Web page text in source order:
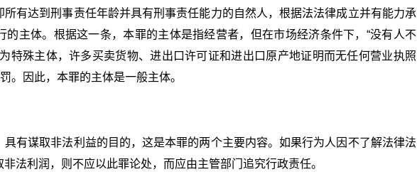
有达到刑事责任年龄并具有刑事责任能力的自然人，根据法法律成立并有能力承
的主体。根据这一条，本罪的主体是指经营者，但在市场经济条件下，“没有人不
特殊主体，许多买卖货物、进出口许可证和进出口原产地证明而无任何营业执照
。因此，本罪的主体是一般主体。
具有谋取非法利益的目的，这是本罪的两个主要内容。如果行为人因不了解法律法
法利润，则不应以此罪论处，而应由主管部门追究行政责任。